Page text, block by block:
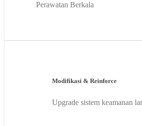
Perawatan Berkala
Modifikasi & Reinforce
Upgrade sistem keamanan